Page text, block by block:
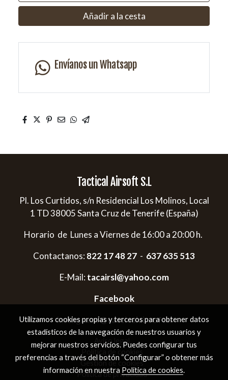
Añadir a la cesta
Envíanos un Whatsapp
Tactical Airsoft S.L
Pl. Los Curtidos, s/n Residencial Los Molinos, Local
1 TD 38005 Santa Cruz de Tenerife (España)
Horario de Lunes a Viernes de 16:00 a 20:00 h.
Contactanos: 822 17 48 27 - 637 635 513
E-Mail: tacairsl@yahoo.com
Facebook
Instagram:@tacticalairsoftsl
Aviso legal
Gestión de cookies
Política de privacidad
Utilizamos cookies propias y terceros para obtener datos
estadísticos de la navegación de nuestros usuarios y
mejorar nuestros servicios. Puedes configurar tus
preferencias a través del botón “Configurar” o obtener más
información en nuestra Política de cookies.